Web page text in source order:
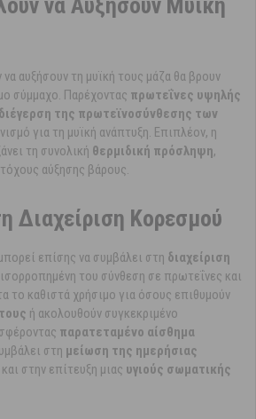
να Αυξήσουν Μυϊκή
αυξήσουν τη μυϊκή τους μάζα θα βρουν
σύμμαχο. Παρέχοντας πρωτεΐνες υψηλής
διέγερση της πρωτεϊνοσύνθεσης των
για τη μυϊκή ανάπτυξη. Επιπλέον, η
τη συνολική θερμιδική πρόσληψη,
αύξησης βάρους.
Διαχείριση Κορεσμού
επίσης να συμβάλει στη διαχείριση
του σύνθεση σε πρωτεΐνες και
το καθιστά χρήσιμο για όσους επιθυμούν
ή ακολουθούν συγκεκριμένο
παρατεταμένο αίσθημα
στη μείωση της ημερήσιας
και στην επίτευξη μιας υγιούς σωματικής